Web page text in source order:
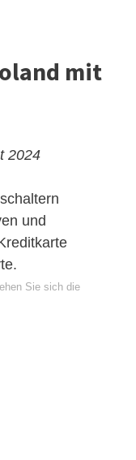
mit
2024
und
Sie sich die